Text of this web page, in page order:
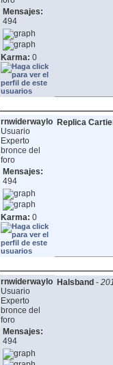
Mensajes:
494
Karma: 0
rnwiderwaylo
Usuario
Experto
bronce del
foro
Mensajes:
494
Karma: 0
Replica
rnwiderwaylo
Usuario
Experto
bronce del
foro
Mensajes:
494
Halsband -